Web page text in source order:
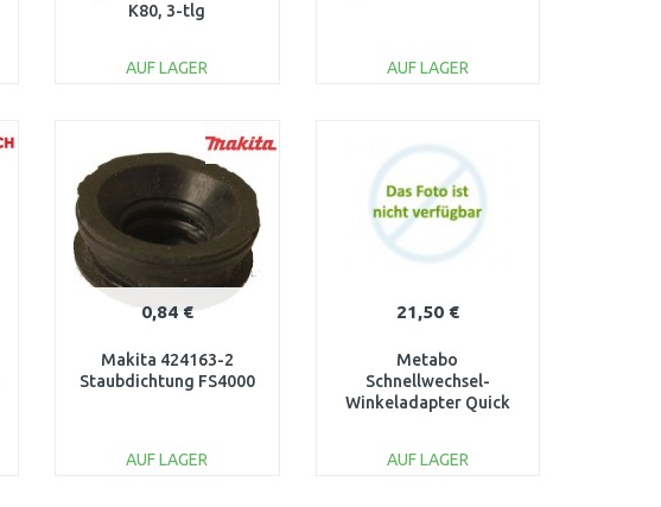
K80, 3-tlg
AUF LAGER
Vergleichen
AUF LAGER
Vergleichen
0,84 €
Makita 424163-2
Staubdichtung FS4000
AUF LAGER
21,50 €
Metabo
Schnellwechsel-
Winkeladapter Quick
AUF LAGER